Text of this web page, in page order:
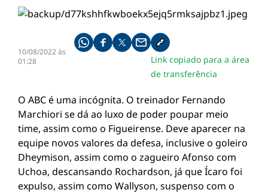
10/08/2022 às
01:28
Compartilhe pelo whatsapp
Compartilhar no facebook
Compartilhar no twitter
Compartilhe pelo email
Copiar link da notícia
Link copiado para a área
de transferência
O ABC é uma incógnita. O treinador Fernando
Marchiori se dá ao luxo de poder poupar meio
time, assim como o Figueirense. Deve aparecer na
equipe novos valores da defesa, inclusive o goleiro
Dheymison, assim como o zagueiro Afonso com
Uchoa, descansando Rochardson, já que Ícaro foi
expulso, assim como Wallyson, suspenso com o